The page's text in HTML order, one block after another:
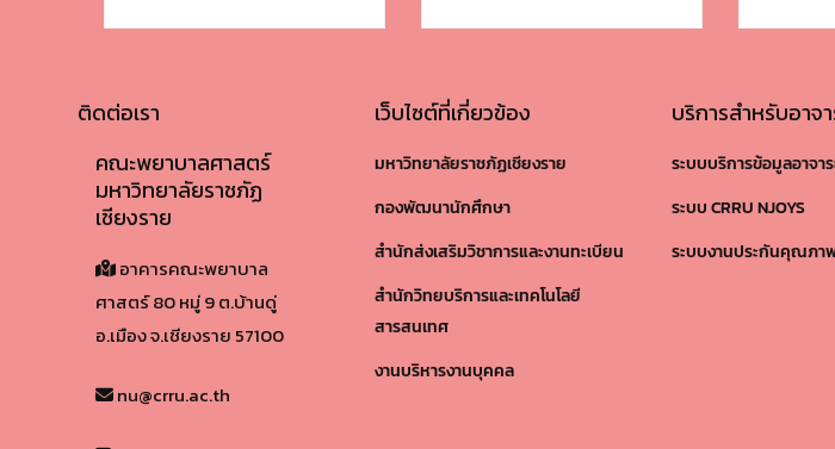
ติดต่อเรา
คณะพยาบาลศาสตร์
มหาวิทยาลัยราชภัฏ
เชียงราย
อาคารคณะพยาบาล
ศาสตร์ 80 หมู่ 9 ต.บ้านดู่
อ.เมือง จ.เชียงราย 57100​
nu@crru.ac.th
เว็บไซต์ที่เกี่ยวข้อง
มหาวิทยาลัยราชภัฏเชียงราย
กองพัฒนานักศึกษา
สำนักส่งเสริมวิชาการและงานทะเบียน
สำนักวิทยบริการและเทคโนโลยี
สารสนเทศ
งานบริหารงานบุคคล
บริการสำหรับอาจ
ระบบบริการข้อมูลอาจา
ระบบ CRRU NJOYS
ระบบงานประกันคุณภา